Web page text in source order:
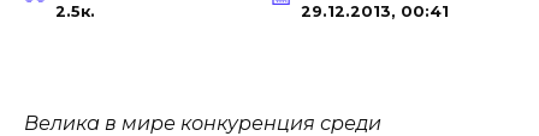
2.5к. 29.12.2013, 00:41
Велика в мире конкуренция среди